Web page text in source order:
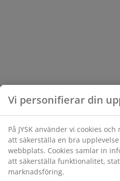
Vi personifierar din
På JYSK använder vi cookies
att säkerställa en bra
webbplats. Cookies samlar in
att säkerställa funktionalitet,
marknadsföring.